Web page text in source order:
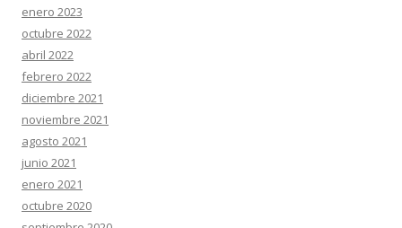
enero 2023
octubre 2022
abril 2022
febrero 2022
diciembre 2021
noviembre 2021
agosto 2021
junio 2021
enero 2021
octubre 2020